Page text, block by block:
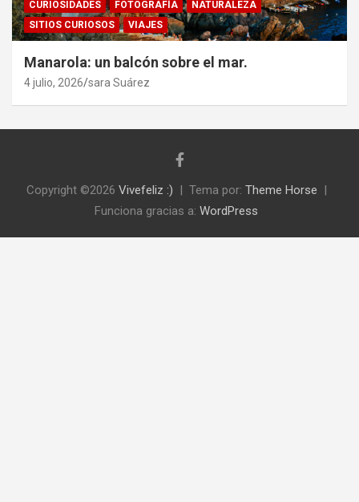
CURIOSIDADES FOTOGRAFÍA
NATURALEZA
SITIOS CURIOSOS
VIAJES
Manarola: un balcón sobre el mar.
4 julio, 2026 sara Suárez
Copyright ©2026 Vivefeliz :) Tema por: Theme Horse
Funciona gracias a: WordPress